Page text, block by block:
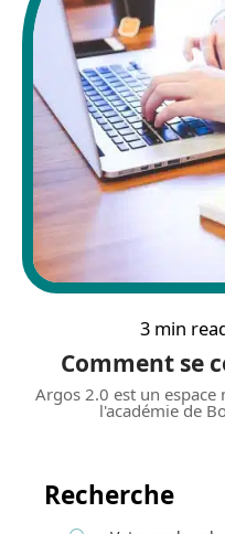
3 min
Comment se
Argos 2.0 est un
l'académie de
Recherche